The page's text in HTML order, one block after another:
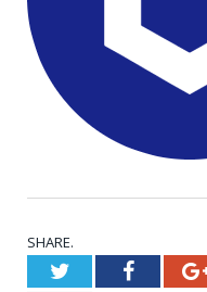
SHARE.
Twitter